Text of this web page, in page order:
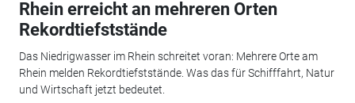
Rhein erreicht an mehreren Orten
Rekordtiefststände
Das Niedrigwasser im Rhein schreitet voran: Mehrere Orte am
Rhein melden Rekordtiefststände. Was das für Schifffahrt, Natur
und Wirtschaft jetzt bedeutet.